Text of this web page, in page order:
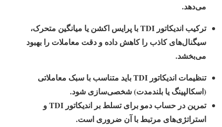
می‌دهد.
ترکیب اندیکاتور TDI با پرایس اکشن یا میانگین متحرک،
سیگنال‌های کاذب را کاهش داده و دقت معاملات را بهبود
می‌بخشد.
تنظیمات اندیکاتور TDI باید متناسب با سبک معاملاتی
(اسکالپینگ یا بلندمدت) شخصی‌سازی شود.
تمرین در حساب دمو برای تسلط بر اندیکاتور TDI و
استراتژی‌های مرتبط با آن ضروری است.